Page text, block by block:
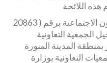
اللائحة
وصدر قرار معالي وزير الشؤون الاجتماعية برقم ( 20863
) بتسجيل الجمعية التعاونية
المدينة المنورة
التعاونية بوزارة